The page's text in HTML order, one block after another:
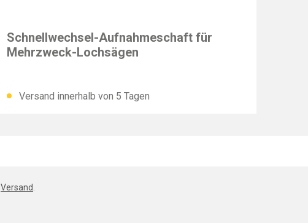
Schnellwechsel-Aufnahmeschaft für
Mehrzweck-Lochsägen
Versand innerhalb von 5 Tagen
Versand